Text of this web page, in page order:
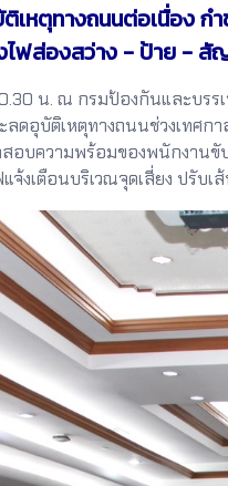
เหตุทางถนนต่อเนื่อง
ฟส่องสว่าง - ป้าย - สั
น. ณ กรมป้องกันและบรรเ
ดอุบัติเหตุทางถนนช่วงเทศก
อบความพร้อมของพนักงาน
งเตือนบริเวณจุดเสี่ยง ปรับเ